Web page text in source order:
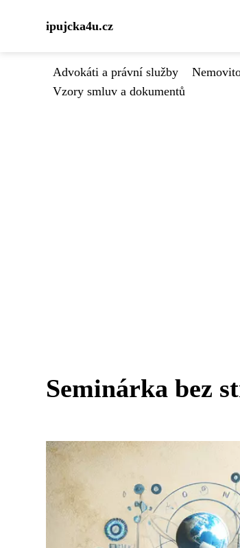
ipujcka4u.cz
Advokáti a právní služby
Vzory smluv a dokumentů
Seminárka bez